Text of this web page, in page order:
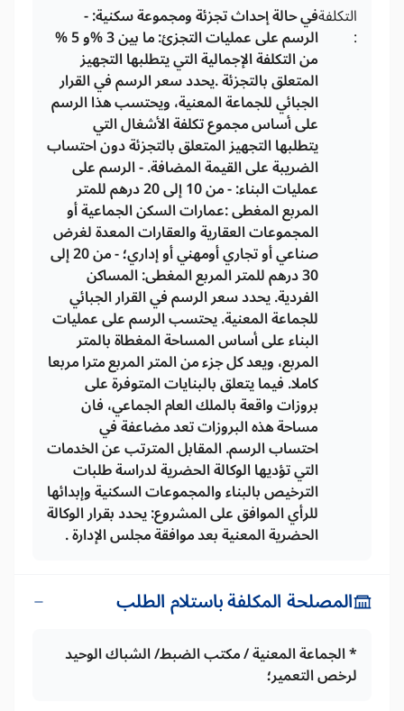
التكلفة
:
في حالة إحداث تجزئة ومجموعة سكنية: -
الرسم على عمليات التجزئ: ما بين 3 %و 5 %
من التكلفة الإجمالية التي يتطلبها التجهيز
المتعلق بالتجزئة .يحدد سعر الرسم في القرار
الجبائي للجماعة المعنية، ويحتسب هذا الرسم
على أساس مجموع تكلفة الأشغال التي
يتطلبها التجهيز المتعلق بالتجزئة دون احتساب
الضريبة على القيمة المضافة. - الرسم على
عمليات البناء: - من 10 إلى 20 درهم للمتر
المربع المغطى :عمارات السكن الجماعية أو
المجموعات العقارية والعقارات المعدة لغرض
صناعي أو تجاري أومهني أو إداري؛ - من 20 إلى
30 درهم للمتر المربع المغطى: المساكن
الفردية. يحدد سعر الرسم في القرار الجبائي
للجماعة المعنية. يحتسب الرسم على عمليات
البناء على أساس المساحة المغطاة بالمتر
المربع، ويعد كل جزء من المتر المربع مترا مربعا
كاملا. فيما يتعلق بالبنايات المتوفرة على
بروزات واقعة بالملك العام الجماعي، فان
مساحة هذه البروزات تعد مضاعفة في
احتساب الرسم. المقابل المترتب عن الخدمات
التي تؤديها الوكالة الحضرية لدراسة طلبات
الترخيص بالبناء والمجموعات السكنية وإبدائها
للرأي الموافق على المشروع: يحدد بقرار الوكالة
الحضرية المعنية بعد موافقة مجلس الإدارة .
المصلحة المكلفة باستلام الطلب
* الجماعة المعنية / مكتب الضبط/ الشباك الوحيد
لرخص التعمير؛